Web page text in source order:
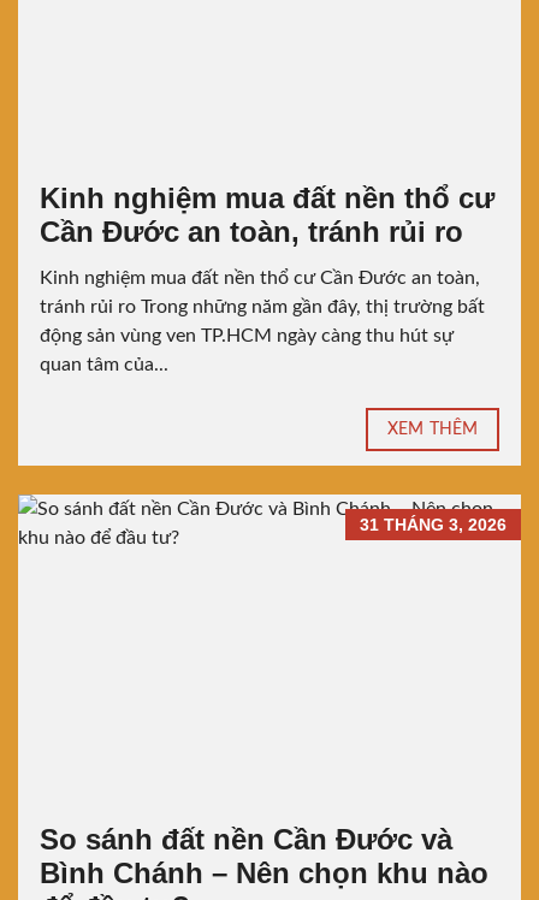
Kinh nghiệm mua đất nền thổ cư
Cần Đước an toàn, tránh rủi ro
Kinh nghiệm mua đất nền thổ cư Cần Đước an toàn,
tránh rủi ro Trong những năm gần đây, thị trường bất
động sản vùng ven TP.HCM ngày càng thu hút sự
quan tâm của...
XEM THÊM
31 THÁNG 3, 2026
So sánh đất nền Cần Đước và
Bình Chánh – Nên chọn khu nào